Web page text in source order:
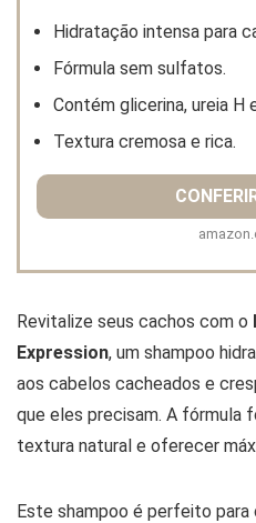
Hidratação intensa para
Fórmula sem sulfatos.
Contém glicerina, ureia H
Textura cremosa e rica.
Revitalize seus cachos com o
Expression, um shampoo
aos cabelos cacheados e
que eles precisam. A fórmula
textura natural e oferecer
Este shampoo é perfeito para